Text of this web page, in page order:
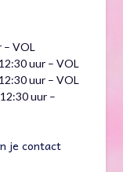
– VOL
uur – VOL
uur – VOL
uur –
je contact